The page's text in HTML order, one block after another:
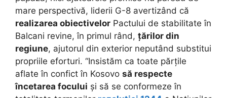
mare perspectivă, liderii G-8 avertizând că
realizarea obiectivelor Pactului de stabilitate în
Balcani revine, în primul rând, țărilor din
regiune, ajutorul din exterior neputând substitui
propriile eforturi. “Insistăm ca toate părțile
aflate în confict în Kosovo să respecte
încetarea focului și să se conformeze în